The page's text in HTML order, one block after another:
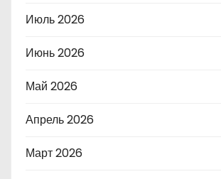
Июль 2026
Июнь 2026
Май 2026
Апрель 2026
Март 2026